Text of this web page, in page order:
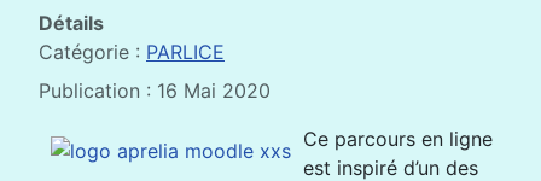
Détails
Catégorie : PARLICE
Publication : 16 Mai 2020
Ce parcours en ligne
est inspiré d’un des